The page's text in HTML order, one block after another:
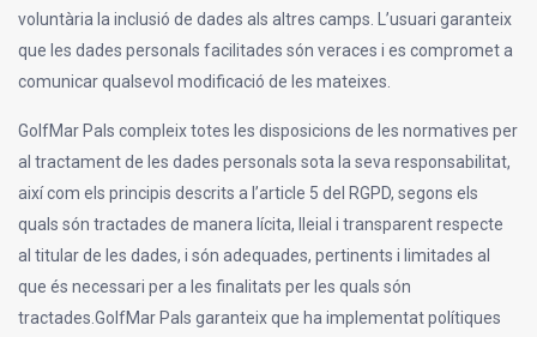
voluntària la inclusió de dades als altres camps. L’usuari garanteix
que les dades personals facilitades són veraces i es compromet a
comunicar qualsevol modificació de les mateixes.
GolfMar Pals compleix totes les disposicions de les normatives per
al tractament de les dades personals sota la seva responsabilitat,
així com els principis descrits a l’article 5 del RGPD, segons els
quals són tractades de manera lícita, lleial i transparent respecte
al titular de les dades, i són adequades, pertinents i limitades al
que és necessari per a les finalitats per les quals són
tractades.GolfMar Pals garanteix que ha implementat polítiques